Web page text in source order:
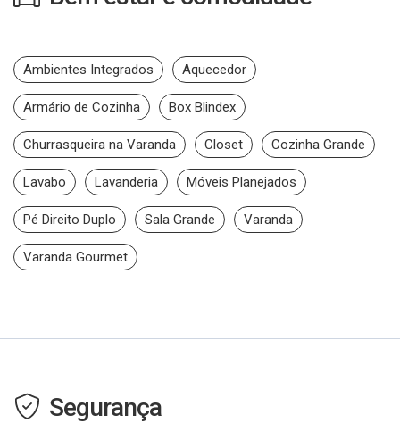
Ambientes Integrados Aquecedor
Armário de Cozinha Box Blindex
Churrasqueira na Varanda Closet Cozinha Grande
Lavabo Lavanderia Móveis Planejados
Pé Direito Duplo Sala Grande Varanda
Varanda Gourmet
Segurança